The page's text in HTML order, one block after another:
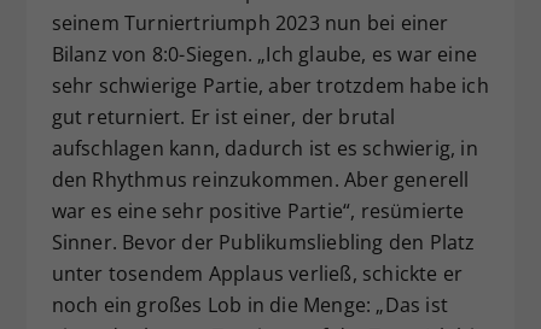
seinem Turniertriumph 2023 nun bei einer
Bilanz von 8:0-Siegen. „Ich glaube, es war eine
sehr schwierige Partie, aber trotzdem habe ich
gut returniert. Er ist einer, der brutal
aufschlagen kann, dadurch ist es schwierig, in
den Rhythmus reinzukommen. Aber generell
war es eine sehr positive Partie“, resümierte
Sinner. Bevor der Publikumsliebling den Platz
unter tosendem Applaus verließ, schickte er
noch ein großes Lob in die Menge: „Das ist